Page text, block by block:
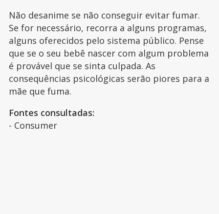
Não desanime se não conseguir evitar fumar.
Se for necessário, recorra a alguns programas,
alguns oferecidos pelo sistema público. Pense
que se o seu bebê nascer com algum problema
é provável que se sinta culpada. As
consequências psicológicas serão piores para a
mãe que fuma.
Fontes consultadas:
- Consumer